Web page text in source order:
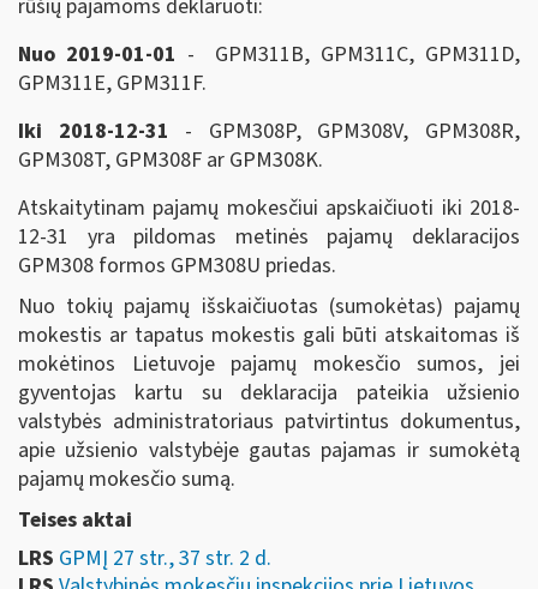
rūšių pajamoms deklaruoti:
Nuo 2019-01-01 - GPM311B, GPM311C, GPM311D,
GPM311E, GPM311F.
Iki 2018-12-31 - GPM308P, GPM308V, GPM308R,
GPM308T, GPM308F ar GPM308K.
Atskaitytinam pajamų mokesčiui apskaičiuoti iki 2018-
12-31 yra pildomas metinės pajamų deklaracijos
GPM308 formos GPM308U priedas.
Nuo tokių pajamų išskaičiuotas (sumokėtas) pajamų
mokestis ar tapatus mokestis gali būti atskaitomas iš
mokėtinos Lietuvoje pajamų mokesčio sumos, jei
gyventojas kartu su deklaracija pateikia užsienio
valstybės administratoriaus patvirtintus dokumentus,
apie užsienio valstybėje gautas pajamas ir sumokėtą
pajamų mokesčio sumą.
Teises aktai
LRS GPMĮ 27 str., 37 str. 2 d.